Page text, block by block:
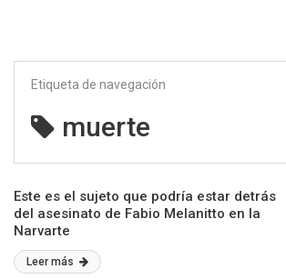
Etiqueta de navegación
muerte
Este es el sujeto que podría estar detrás
del asesinato de Fabio Melanitto en la
Narvarte
Leer más